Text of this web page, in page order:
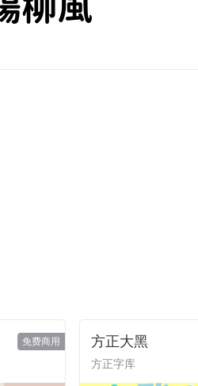
免费商用 方正大黑
方正字库